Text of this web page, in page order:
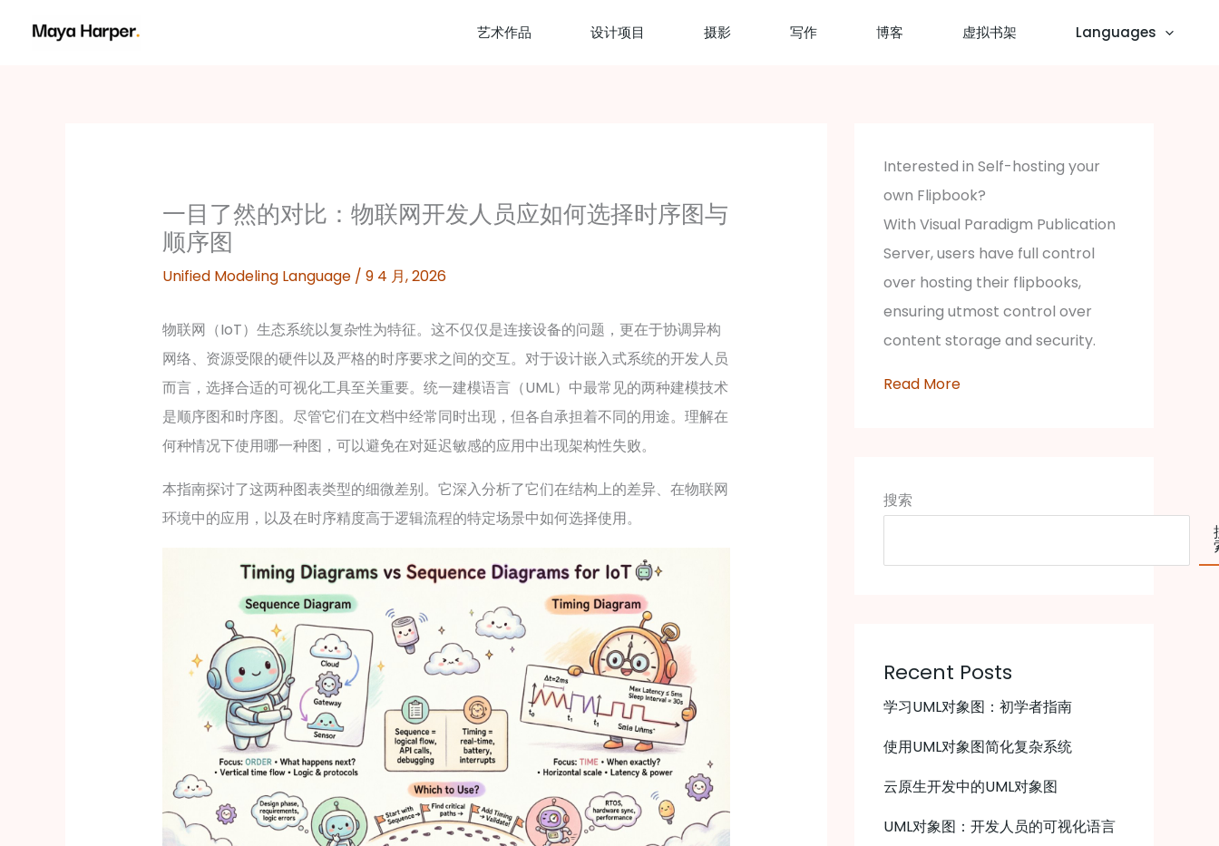
艺术作品 设计项目 摄影 写作 博客 虚拟书架 Languages
一目了然的对比：物联网开发人员应如何选择时序图与
顺序图
Unified Modeling Language/ 9 4 月, 2026
物联网（IoT）生态系统以复杂性为特征。这不仅仅是连接设备的问题，更在于协调异构
网络、资源受限的硬件以及严格的时序要求之间的交互。对于设计嵌入式系统的开发人员
而言，选择合适的可视化工具至关重要。统一建模语言（UML）中最常见的两种建模技术
是顺序图和时序图。尽管它们在文档中经常同时出现，但各自承担着不同的用途。理解在
何种情况下使用哪一种图，可以避免在对延迟敏感的应用中出现架构性失败。
本指南探讨了这两种图表类型的细微差别。它深入分析了它们在结构上的差异、在物联网
环境中的应用，以及在时序精度高于逻辑流程的特定场景中如何选择使用。
Interested in Self-hosting your
own Flipbook?
With Visual Paradigm Publication
Server, users have full control
over hosting their flipbooks,
ensuring utmost control over
content storage and security.
Read More
搜索
Recent Posts
学习UML对象图：初学者指南
使用UML对象图简化复杂系统
云原生开发中的UML对象图
UML对象图：开发人员的可视化语言